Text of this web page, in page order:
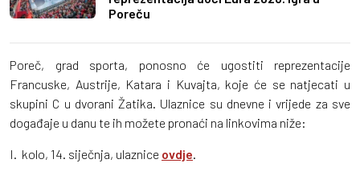
Poreču
Poreč, grad sporta, ponosno će ugostiti reprezentacije
Francuske, Austrije, Katara i Kuvajta, koje će se natjecati u
skupini C u dvorani Žatika. Ulaznice su dnevne i vrijede za sve
događaje u danu te ih možete pronaći na linkovima niže:
I. kolo, 14. siječnja, ulaznice ovdje.